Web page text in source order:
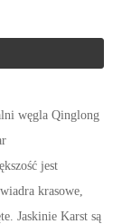
węgla Qinglong
jest
krasowe,
Jaskinie Karst są